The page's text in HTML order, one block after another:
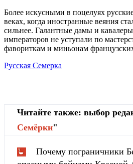
Более искусными в поцелуях
веках, когда иностранные веяния
сильнее. Галантные дамы и
императоров не уступали по
фавориткам и миньонам
Русская Семерка
Читайте также: выбор
Cемёрки"
Почему пограничники